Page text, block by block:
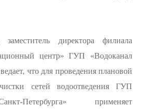
заместитель директора филиала
центр» ГУП «Водоканал
что для проведения плановой
сетей водоотведения ГУП
Петербурга» применяет